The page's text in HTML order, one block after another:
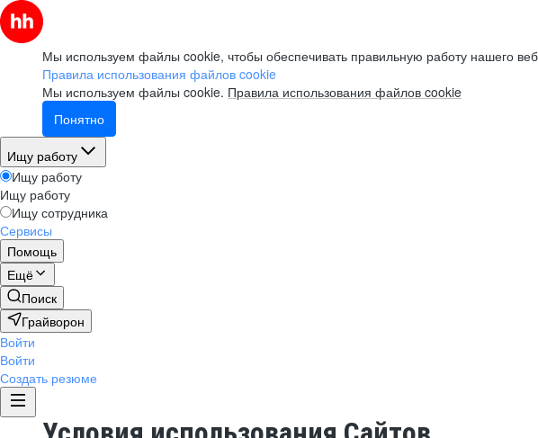
Мы используем файлы cookie, чтобы обеспечивать правильную работу нашего
Правила использования файлов cookie
Мы используем файлы cookie. Правила использования файлов cookie
Понятно
Ищу работу
Ищу работу
Ищу работу
Ищу сотрудника
Сервисы
Помощь
Ещё
Поиск
Грайворон
Войти
Войти
Создать резюме